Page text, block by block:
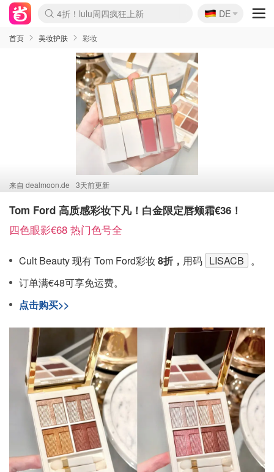
Boticinal 夏促开抢！
4折！lulu周四疯狂上新
还没结束！&OtherStories大促
Joybuy变相75折 随时失效
速领！Stanley独家85折
疑似霸哥！Camper额外叠85折
Zalando 奥莱闪促！每日更新
Moncler反季囤！5折起+叠9折
Coach Brooklyn仅€192
🇩🇪
DE
首页 美妆护肤 彩妆
来自 dealmoon.de 3天前更新
Tom Ford 高质感彩妆下凡！白金限定唇颊霜€36！
四色眼影€68 热门色号全
Cult Beauty 现有 Tom Ford彩妆8折， 用码 LISACB 。
订单满€48可享免运费。
点击购买>>